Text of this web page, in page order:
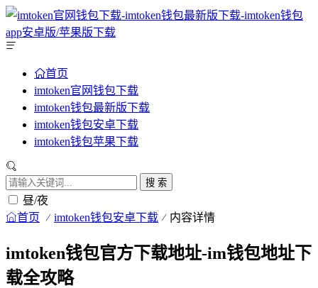
首页
imtoken官网钱包下载
imtoken钱包最新版下载
imtoken钱包安卓下载
imtoken钱包苹果下载
搜 索
昼/夜
首页 imtoken钱包安卓下载 内容详情
imtoken钱包官方下载地址-im钱包地址下
载全攻略